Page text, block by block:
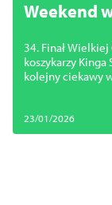
Weekend
34. Finał
koszykarzy Kinga
kolejny ciekawy
23/01/2026